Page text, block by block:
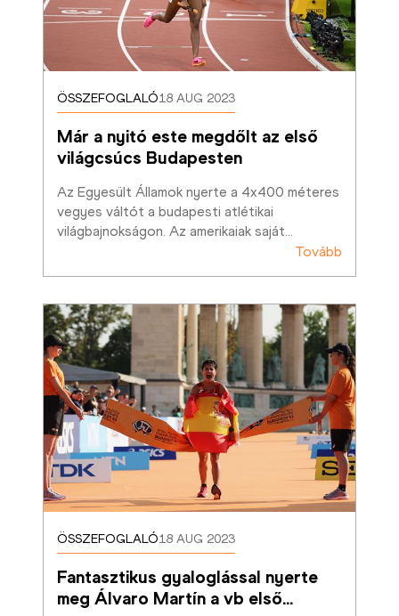
ÖSSZEFOGLALÓ18 AUG 2023
Már a nyitó este megdőlt az első
világcsúcs Budapesten
Az Egyesült Államok nyerte a 4x400 méteres
vegyes váltót a budapesti atlétikai
világbajnokságon. Az amerikaiak saját
Tovább
ÖSSZEFOGLALÓ18 AUG 2023
Fantasztikus gyaloglással nyerte
meg Álvaro Martín a vb első…